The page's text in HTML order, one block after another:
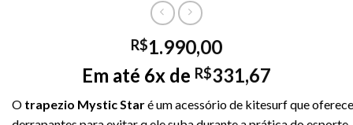
R$1.990,00
Em até 6x de R$331,67
O trapezio MysticStaréumacessóriode kitesurfque